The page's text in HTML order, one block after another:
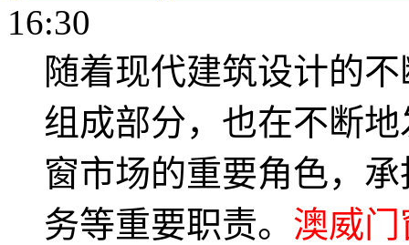
16:30
随着现代建筑设计的
组成部分，也在不断
窗市场的重要角色，
务等重要职责。 澳威门